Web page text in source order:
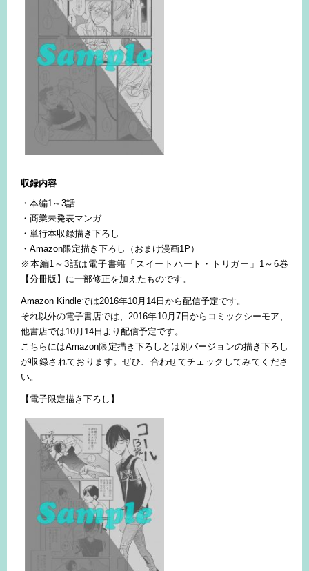
収録内容
・本編1～3話
・商業未発表マンガ
・単行本収録描き下ろし
・Amazon限定描き下ろし（おまけ漫画1P）
※本編1～3話は電子書籍「スイートハート・トリガー」1～6巻
【分冊版】に一部修正を加えたものです。
Amazon Kindleでは2016年10月14日から配信予定です。
それ以外の電子書店では、2016年10月7日からコミックシーモア、
他書店では10月14日より配信予定です。
こちらにはAmazon限定描き下ろしとは別バージョンの描き下ろし
が収録されております。ぜひ、合わせてチェックしてみてくださ
い。
【電子限定描き下ろし】